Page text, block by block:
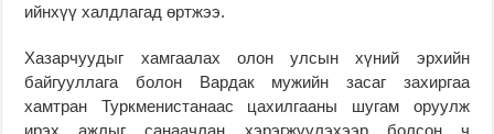
ийнхүү халдлагад өртжээ.
Хазарчуудыг хамгаалах олон улсын хүний эрхийн
байгууллага болон Вардак мужийн засаг захиргаа
хамтран Туркменистанаас цахилгааны шугам оруулж
ирэх ажлыг санаачлан хэрэгжүүлэхээр болсон ч